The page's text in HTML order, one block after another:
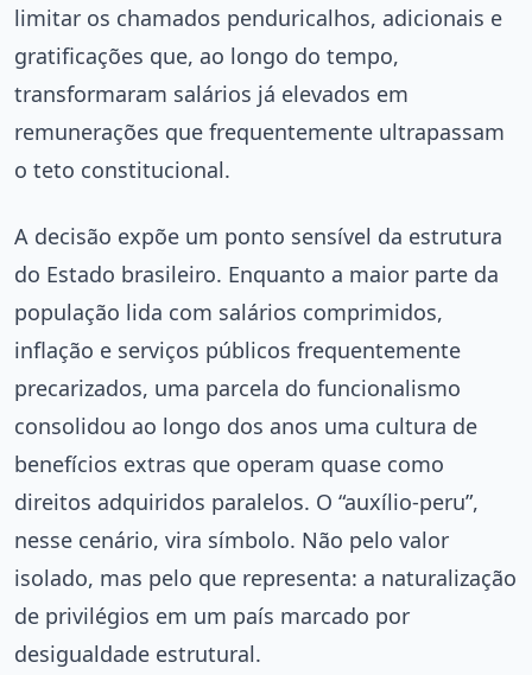
limitar os chamados penduricalhos, adicionais e
gratificações que, ao longo do tempo,
transformaram salários já elevados em
remunerações que frequentemente ultrapassam
o teto constitucional.
A decisão expõe um ponto sensível da estrutura
do Estado brasileiro. Enquanto a maior parte da
população lida com salários comprimidos,
inflação e serviços públicos frequentemente
precarizados, uma parcela do funcionalismo
consolidou ao longo dos anos uma cultura de
benefícios extras que operam quase como
direitos adquiridos paralelos. O “auxílio-peru”,
nesse cenário, vira símbolo. Não pelo valor
isolado, mas pelo que representa: a naturalização
de privilégios em um país marcado por
desigualdade estrutural.